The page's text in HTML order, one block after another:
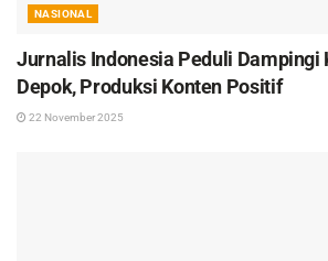
NASIONAL
Jurnalis Indonesia Peduli Dampingi
Depok, Produksi Konten Positif
22 November 2025